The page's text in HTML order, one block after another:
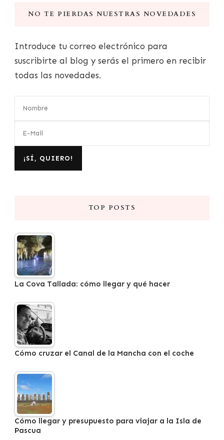
NO TE PIERDAS NUESTRAS NOVEDADES
Introduce tu correo electrónico para
suscribirte al blog y serás el primero en recibir
todas las novedades.
TOP POSTS
La Cova Tallada: cómo llegar y qué hacer
Cómo cruzar el Canal de la Mancha con el coche
Cómo llegar y presupuesto para viajar a la Isla de
Pascua